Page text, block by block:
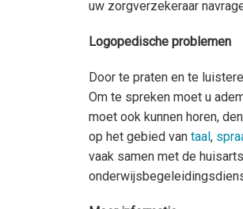
uw zorgverzekeraar
Logopedische problemen
Door te praten en te
Om te spreken moet u
moet ook kunnen horen,
op het gebied van taal ,
vaak samen met de